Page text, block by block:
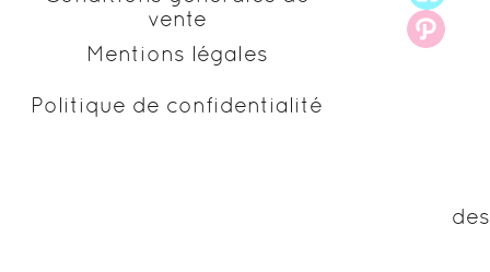
vente
Mentions légales
Politique de confidentialité